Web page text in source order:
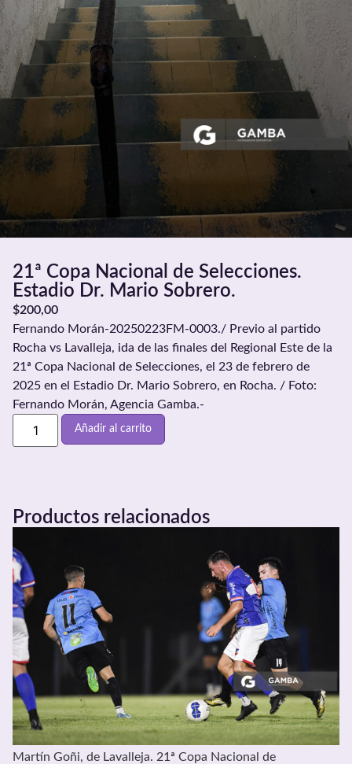
21ª Copa Nacional de Selecciones.
Estadio Dr. Mario Sobrero.
$200,00
Fernando Morán-20250223FM-0003./ Previo al partido
Rocha vs Lavalleja, ida de las finales del Regional Este de la
21ª Copa Nacional de Selecciones, el 23 de febrero de
2025 en el Estadio Dr. Mario Sobrero, en Rocha. / Foto:
Fernando Morán, Agencia Gamba.-
Añadir al carrito
Productos relacionados
Martín Goñi, de Lavalleja. 21ª Copa Nacional de